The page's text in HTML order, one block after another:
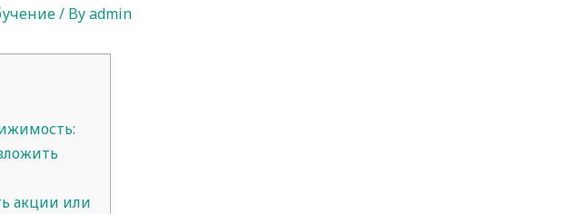
/ Byadmin
акции или